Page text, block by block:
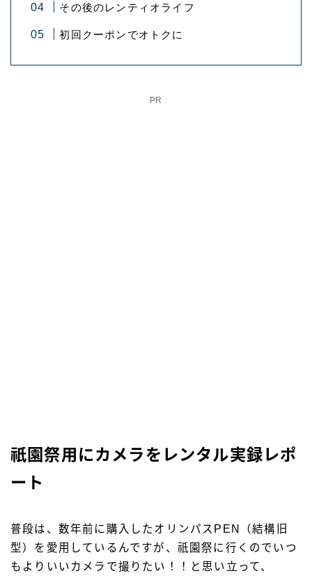
その後のレンティオライフ
初回クーポンでオトクに
PR
祇園祭用にカメラをレンタル実録レポ
ート
普段は、数年前に購入したオリンパスPEN（結構旧
型）を愛用しているんですが、祇園祭に行くのでいつ
もよりいいカメラで撮りたい！！と思い立って、